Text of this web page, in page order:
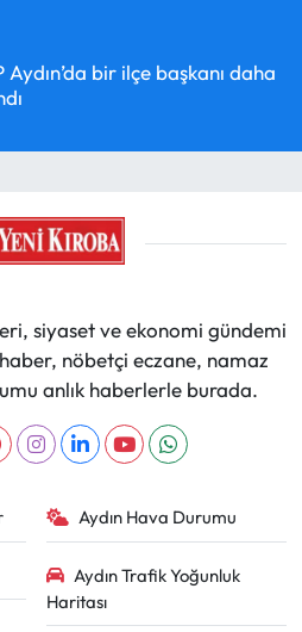
Aydın’da bir ilçe başkanı daha
siyaset ve ekonomi gündemi
nöbetçi eczane, namaz
anlık haberlerle burada.
Aydın Hava Durumu
Aydın Trafik Yoğunluk
Haritası